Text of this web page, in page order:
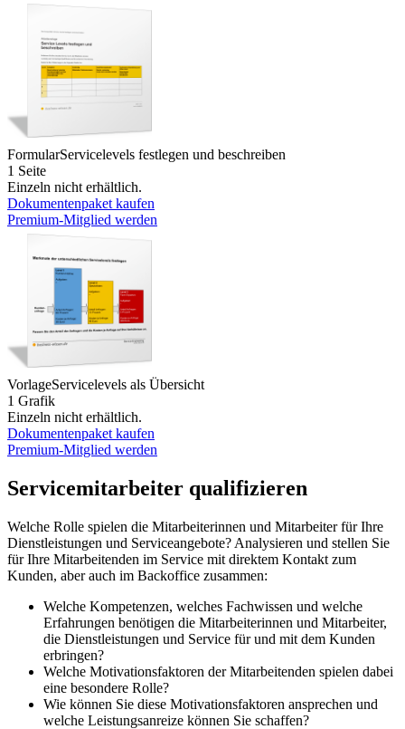
FormularServicelevels festlegen und beschreiben
1 Seite
Einzeln nicht erhältlich.
Dokumentenpaket kaufen
Premium-Mitglied werden
VorlageServicelevels als Übersicht
1 Grafik
Einzeln nicht erhältlich.
Dokumentenpaket kaufen
Premium-Mitglied werden
Servicemitarbeiter qualifizieren
Welche Rolle spielen die Mitarbeiterinnen und Mitarbeiter für Ihre
Dienstleistungen und Serviceangebote? Analysieren und stellen Sie
für Ihre Mitarbeitenden im Service mit direktem Kontakt zum
Kunden, aber auch im Backoffice zusammen:
Welche Kompetenzen, welches Fachwissen und welche
Erfahrungen benötigen die Mitarbeiterinnen und Mitarbeiter,
die Dienstleistungen und Service für und mit dem Kunden
erbringen?
Welche Motivationsfaktoren der Mitarbeitenden spielen dabei
eine besondere Rolle?
Wie können Sie diese Motivationsfaktoren ansprechen und
welche Leistungsanreize können Sie schaffen?